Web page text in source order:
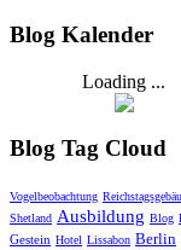
Blog Kalender
Loading ...
Blog Tag Cloud
Vogelbeobachtung
Shetland Ausbildung Blog
Gestein Hotel Lissabon Berlin